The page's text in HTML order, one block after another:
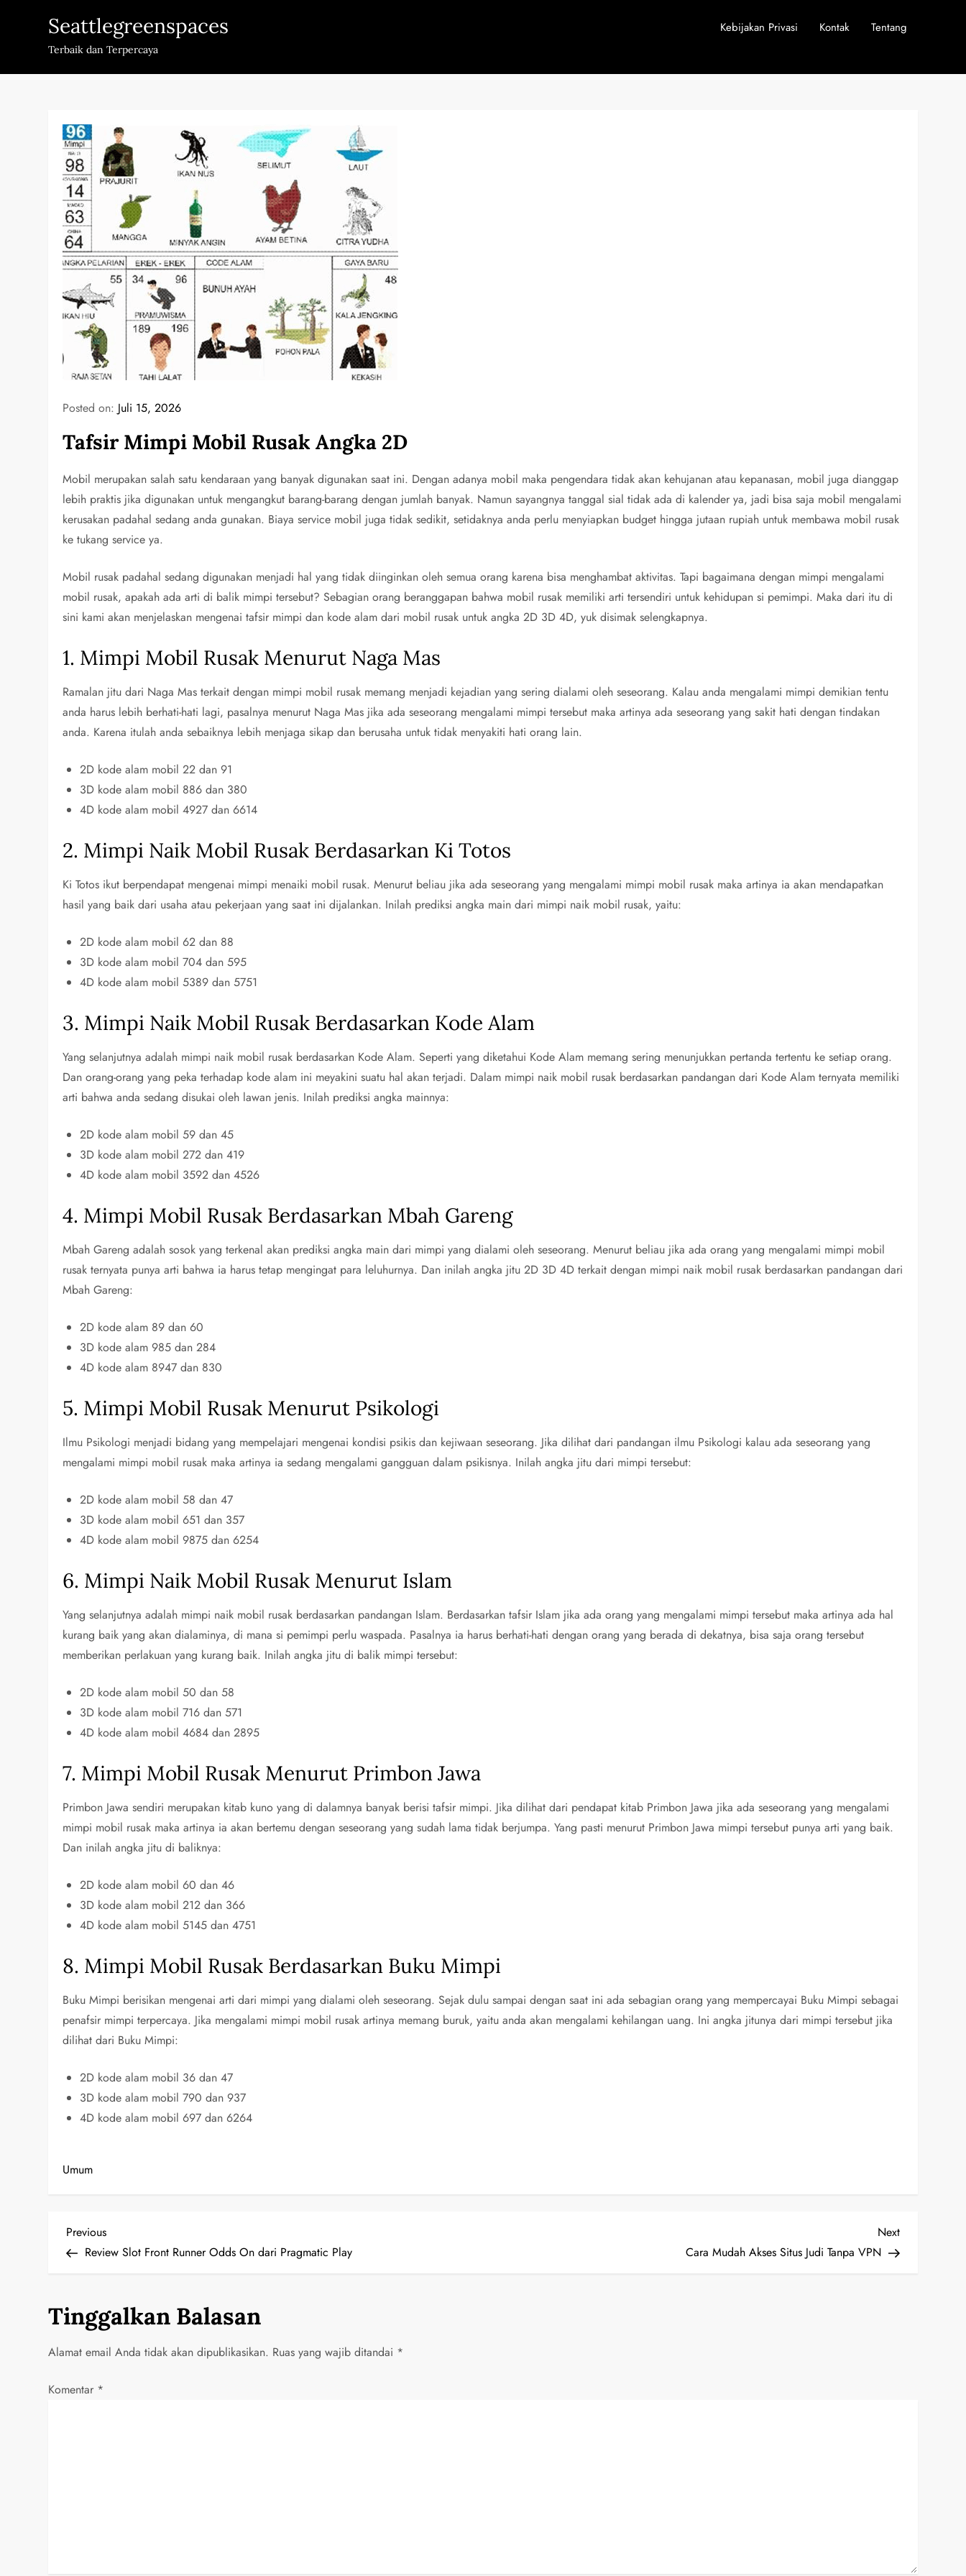
Seattlegreenspaces
Terbaik dan Terpercaya
Kebijakan Privasi Kontak Tentang
Posted on: Juli 15, 2026
Tafsir Mimpi Mobil Rusak Angka 2D
Mobil merupakan salah satu kendaraan yang banyak digunakan saat ini. Dengan adanya mobil maka pengendara tidak akan kehujanan atau kepanasan, mobil juga dianggap
lebih praktis jika digunakan untuk mengangkut barang-barang dengan jumlah banyak. Namun sayangnya tanggal sial tidak ada di kalender ya, jadi bisa saja mobil mengalami
kerusakan padahal sedang anda gunakan. Biaya service mobil juga tidak sedikit, setidaknya anda perlu menyiapkan budget hingga jutaan rupiah untuk membawa mobil rusak
ke tukang service ya.
Mobil rusak padahal sedang digunakan menjadi hal yang tidak diinginkan oleh semua orang karena bisa menghambat aktivitas. Tapi bagaimana dengan mimpi mengalami
mobil rusak, apakah ada arti di balik mimpi tersebut? Sebagian orang beranggapan bahwa mobil rusak memiliki arti tersendiri untuk kehidupan si pemimpi. Maka dari itu di
sini kami akan menjelaskan mengenai tafsir mimpi dan kode alam dari mobil rusak untuk angka 2D 3D 4D, yuk disimak selengkapnya.
1. Mimpi Mobil Rusak Menurut Naga Mas
Ramalan jitu dari Naga Mas terkait dengan mimpi mobil rusak memang menjadi kejadian yang sering dialami oleh seseorang. Kalau anda mengalami mimpi demikian tentu
anda harus lebih berhati-hati lagi, pasalnya menurut Naga Mas jika ada seseorang mengalami mimpi tersebut maka artinya ada seseorang yang sakit hati dengan tindakan
anda. Karena itulah anda sebaiknya lebih menjaga sikap dan berusaha untuk tidak menyakiti hati orang lain.
2D kode alam mobil 22 dan 91
3D kode alam mobil 886 dan 380
4D kode alam mobil 4927 dan 6614
2. Mimpi Naik Mobil Rusak Berdasarkan Ki Totos
Ki Totos ikut berpendapat mengenai mimpi menaiki mobil rusak. Menurut beliau jika ada seseorang yang mengalami mimpi mobil rusak maka artinya ia akan mendapatkan
hasil yang baik dari usaha atau pekerjaan yang saat ini dijalankan. Inilah prediksi angka main dari mimpi naik mobil rusak, yaitu:
2D kode alam mobil 62 dan 88
3D kode alam mobil 704 dan 595
4D kode alam mobil 5389 dan 5751
3. Mimpi Naik Mobil Rusak Berdasarkan Kode Alam
Yang selanjutnya adalah mimpi naik mobil rusak berdasarkan Kode Alam. Seperti yang diketahui Kode Alam memang sering menunjukkan pertanda tertentu ke setiap orang.
Dan orang-orang yang peka terhadap kode alam ini meyakini suatu hal akan terjadi. Dalam mimpi naik mobil rusak berdasarkan pandangan dari Kode Alam ternyata memiliki
arti bahwa anda sedang disukai oleh lawan jenis. Inilah prediksi angka mainnya:
2D kode alam mobil 59 dan 45
3D kode alam mobil 272 dan 419
4D kode alam mobil 3592 dan 4526
4. Mimpi Mobil Rusak Berdasarkan Mbah Gareng
Mbah Gareng adalah sosok yang terkenal akan prediksi angka main dari mimpi yang dialami oleh seseorang. Menurut beliau jika ada orang yang mengalami mimpi mobil
rusak ternyata punya arti bahwa ia harus tetap mengingat para leluhurnya. Dan inilah angka jitu 2D 3D 4D terkait dengan mimpi naik mobil rusak berdasarkan pandangan dari
Mbah Gareng:
2D kode alam 89 dan 60
3D kode alam 985 dan 284
4D kode alam 8947 dan 830
5. Mimpi Mobil Rusak Menurut Psikologi
Ilmu Psikologi menjadi bidang yang mempelajari mengenai kondisi psikis dan kejiwaan seseorang. Jika dilihat dari pandangan ilmu Psikologi kalau ada seseorang yang
mengalami mimpi mobil rusak maka artinya ia sedang mengalami gangguan dalam psikisnya. Inilah angka jitu dari mimpi tersebut:
2D kode alam mobil 58 dan 47
3D kode alam mobil 651 dan 357
4D kode alam mobil 9875 dan 6254
6. Mimpi Naik Mobil Rusak Menurut Islam
Yang selanjutnya adalah mimpi naik mobil rusak berdasarkan pandangan Islam. Berdasarkan tafsir Islam jika ada orang yang mengalami mimpi tersebut maka artinya ada hal
kurang baik yang akan dialaminya, di mana si pemimpi perlu waspada. Pasalnya ia harus berhati-hati dengan orang yang berada di dekatnya, bisa saja orang tersebut
memberikan perlakuan yang kurang baik. Inilah angka jitu di balik mimpi tersebut:
2D kode alam mobil 50 dan 58
3D kode alam mobil 716 dan 571
4D kode alam mobil 4684 dan 2895
7. Mimpi Mobil Rusak Menurut Primbon Jawa
Primbon Jawa sendiri merupakan kitab kuno yang di dalamnya banyak berisi tafsir mimpi. Jika dilihat dari pendapat kitab Primbon Jawa jika ada seseorang yang mengalami
mimpi mobil rusak maka artinya ia akan bertemu dengan seseorang yang sudah lama tidak berjumpa. Yang pasti menurut Primbon Jawa mimpi tersebut punya arti yang baik.
Dan inilah angka jitu di baliknya:
2D kode alam mobil 60 dan 46
3D kode alam mobil 212 dan 366
4D kode alam mobil 5145 dan 4751
8. Mimpi Mobil Rusak Berdasarkan Buku Mimpi
Buku Mimpi berisikan mengenai arti dari mimpi yang dialami oleh seseorang. Sejak dulu sampai dengan saat ini ada sebagian orang yang mempercayai Buku Mimpi sebagai
penafsir mimpi terpercaya. Jika mengalami mimpi mobil rusak artinya memang buruk, yaitu anda akan mengalami kehilangan uang. Ini angka jitunya dari mimpi tersebut jika
dilihat dari Buku Mimpi:
2D kode alam mobil 36 dan 47
3D kode alam mobil 790 dan 937
4D kode alam mobil 697 dan 6264
Umum
N
v
i
g
a
Previous
Post
Previous
Review Slot Front Runner Odds On dari Pragmatic Play
Next
Post
Next
Cara Mudah Akses Situs Judi Tanpa VPN
Tinggalkan Balasan
Alamat email Anda tidak akan dipublikasikan. Ruas yang wajib ditandai *
Komentar *